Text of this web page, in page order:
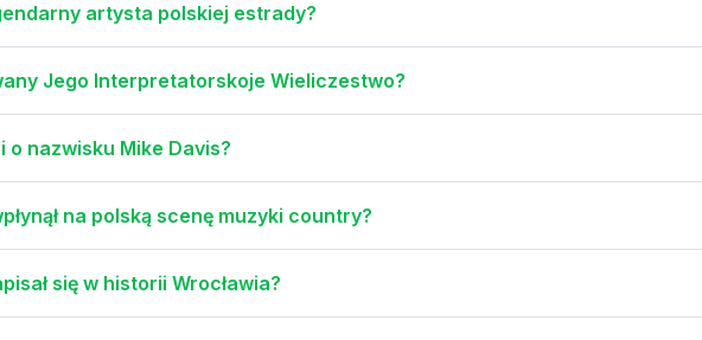
artysta polskiej estrady?
Jego Interpretatorskoje Wieliczestwo?
o nazwisku Mike Davis?
na polską scenę muzyki country?
się w historii Wrocławia?